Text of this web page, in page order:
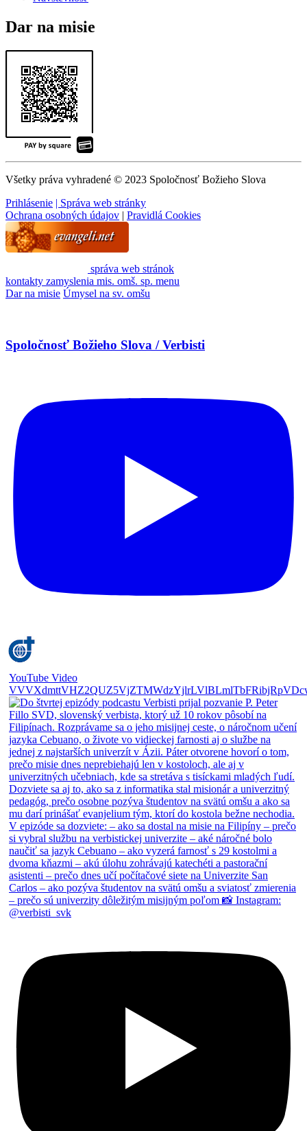
Dar na misie
Všetky práva vyhradené © 2023 Spoločnosť Božieho Slova
Prihlásenie | Správa web stránky
Ochrana osobných údajov | Pravidlá Cookies
správa web stránok
kontakty zamyslenia mis. omš. sp. menu
Dar na misie Úmysel na sv. omšu
Spoločnosť Božieho Slova / Verbisti
YouTube Video